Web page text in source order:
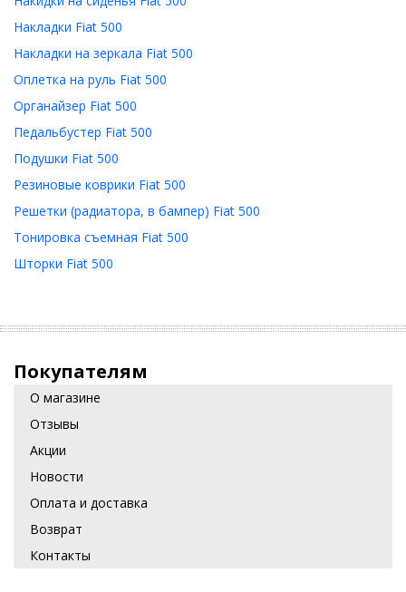
Накладки Fiat 500
Накладки на зеркала Fiat 500
Оплетка на руль Fiat 500
Органайзер Fiat 500
Педальбустер Fiat 500
Подушки Fiat 500
Резиновые коврики Fiat 500
Решетки (радиатора, в бампер) Fiat 500
Тонировка съемная Fiat 500
Шторки Fiat 500
Покупателям
О магазине
Отзывы
Акции
Новости
Оплата и доставка
Возврат
Контакты